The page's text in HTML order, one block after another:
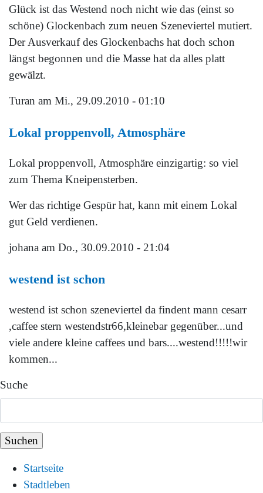
Glück ist das Westend noch nicht wie das (einst so
schöne) Glockenbach zum neuen Szeneviertel mutiert.
Der Ausverkauf des Glockenbachs hat doch schon
längst begonnen und die Masse hat da alles platt
gewälzt.
Turan am Mi., 29.09.2010 - 01:10
Lokal proppenvoll, Atmosphäre
Lokal proppenvoll, Atmosphäre einzigartig: so viel
zum Thema Kneipensterben.
Wer das richtige Gespür hat, kann mit einem Lokal
gut Geld verdienen.
johana am Do., 30.09.2010 - 21:04
westend ist schon
westend ist schon szeneviertel da findent mann cesarr
,caffee stern westendstr66,kleinebar gegenüber...und
viele andere kleine caffees und bars....westend!!!!!wir
kommen...
Suche
Startseite
Stadtleben